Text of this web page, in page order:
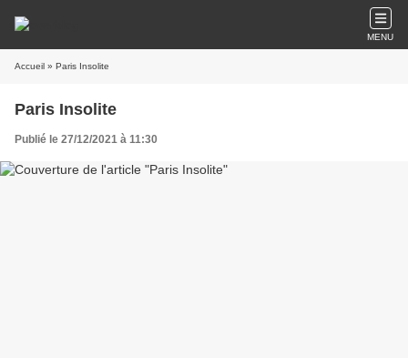
MENU
Accueil » Paris Insolite
Paris Insolite
Publié le 27/12/2021 à 11:30